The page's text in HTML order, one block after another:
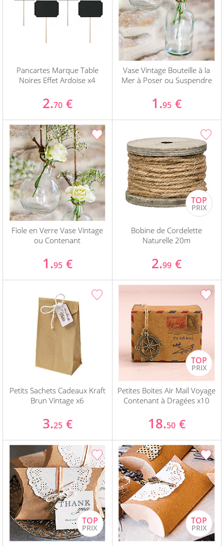
Pancartes Marque Table
Noires Effet Ardoise x4
2.70 €
Vase Vintage Bouteille à la
Mer à Poser ou Suspendre
1.95 €
Fiole en Verre Vase Vintage
ou Contenant
1.95 €
Bobine de Cordelette
Naturelle 20m
2.99 €
Petits Sachets Cadeaux Kraft
Brun Vintage x6
3.25 €
Petites Boites Air Mail Voyage
Contenant à Dragées x10
18.50 €